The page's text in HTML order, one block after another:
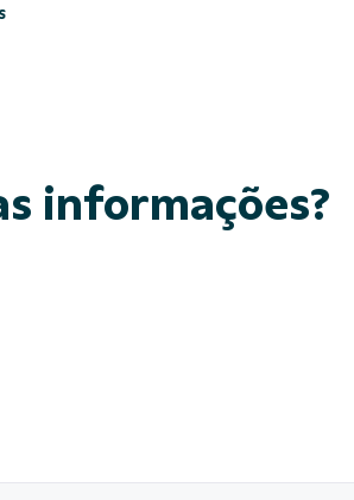
informações?